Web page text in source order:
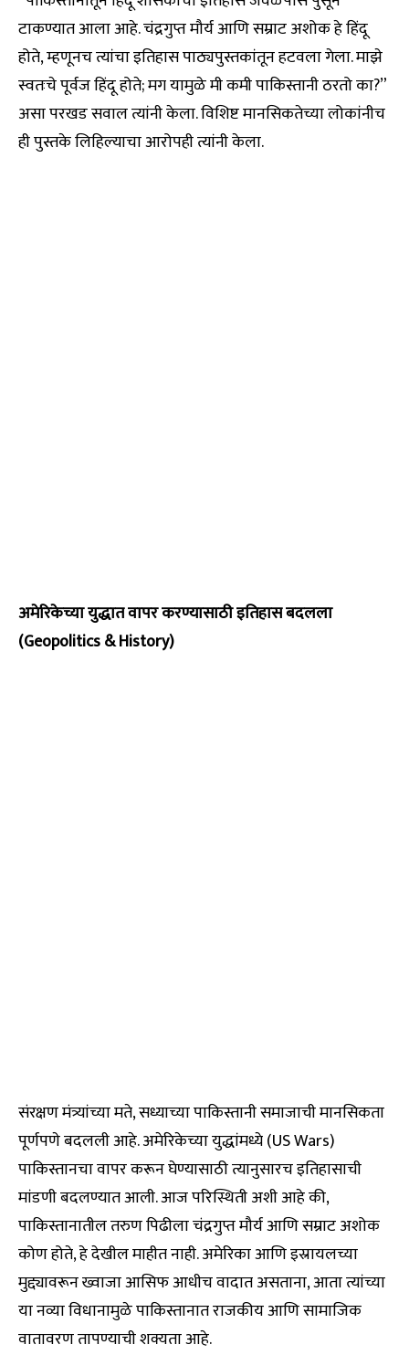
टाकण्यात आला आहे. चंद्रगुप्त मौर्य आणि सम्राट अशोक हे हिंदू
होते, म्हणूनच त्यांचा इतिहास पाठ्यपुस्तकांतून हटवला गेला. माझे
स्वतःचे पूर्वज हिंदू होते; मग यामुळे मी कमी पाकिस्तानी ठरतो का?”
असा परखड सवाल त्यांनी केला. विशिष्ट मानसिकतेच्या लोकांनीच
ही पुस्तके लिहिल्याचा आरोपही त्यांनी केला.
अमेरिकेच्या युद्धात वापर करण्यासाठी इतिहास बदलला
(Geopolitics & History)
संरक्षण मंत्र्यांच्या मते, सध्याच्या पाकिस्तानी समाजाची मानसिकता
पूर्णपणे बदलली आहे. अमेरिकेच्या युद्धांमध्ये (US Wars)
पाकिस्तानचा वापर करून घेण्यासाठी त्यानुसारच इतिहासाची
मांडणी बदलण्यात आली. आज परिस्थिती अशी आहे की,
पाकिस्तानातील तरुण पिढीला चंद्रगुप्त मौर्य आणि सम्राट अशोक
कोण होते, हे देखील माहीत नाही. अमेरिका आणि इस्रायलच्या
मुद्द्यावरून ख्वाजा आसिफ आधीच वादात असताना, आता त्यांच्या
या नव्या विधानामुळे पाकिस्तानात राजकीय आणि सामाजिक
वातावरण तापण्याची शक्यता आहे.